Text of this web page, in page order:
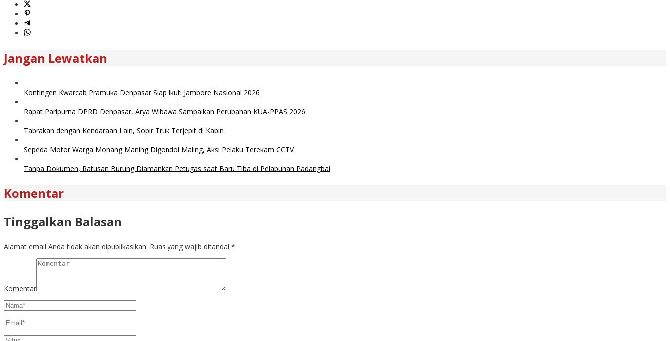
Jangan Lewatkan
Kontingen Kwarcab Pramuka Denpasar Siap Ikuti Jambore Nasional 2026
Rapat Paripurna DPRD Denpasar, Arya Wibawa Sampaikan Perubahan KUA-PPAS 2026
Tabrakan dengan Kendaraan Lain, Sopir Truk Terjepit di Kabin
Sepeda Motor Warga Monang Maning Digondol Maling, Aksi Pelaku Terekam CCTV
Tanpa Dokumen, Ratusan Burung Diamankan Petugas saat Baru Tiba di Pelabuhan Padangbai
Komentar
Tinggalkan Balasan
Alamat email Anda tidak akan dipublikasikan. Ruas yang wajib ditandai *
Komentar